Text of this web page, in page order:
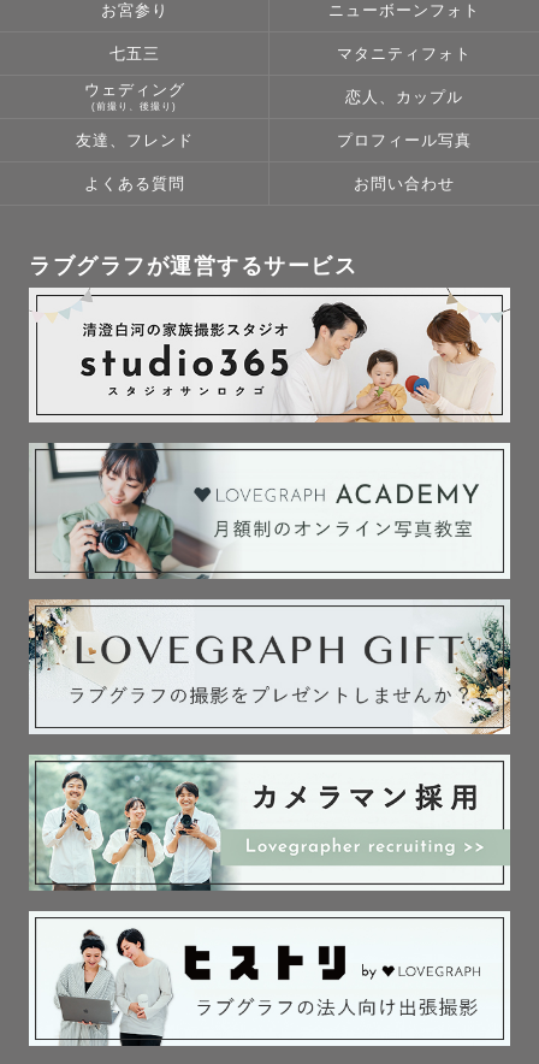
お宮参り ニューボーンフォト
七五三 マタニティフォト
ウェディング
(前撮り、後撮り)
恋人、カップル
友達、フレンド プロフィール写真
よくある質問 お問い合わせ
ラブグラフが運営するサービス